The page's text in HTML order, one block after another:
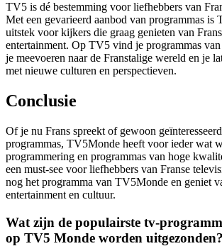
TV5 is dé bestemming voor liefhebbers van
Met een gevarieerd aanbod van programmas is
uitstek voor kijkers die graag genieten van
entertainment. Op TV5 vind je programmas
je meevoeren naar de Franstalige wereld en je
met nieuwe culturen en perspectieven.
Conclusie
Of je nu Frans spreekt of gewoon
programmas, TV5Monde heeft voor ieder wat
programmering en programmas van hoge
een must-see voor liefhebbers van Franse
nog het programma van TV5Monde en geniet
entertainment en cultuur.
Wat zijn de populairste tv-
op TV5 Monde worden uitgezonden?